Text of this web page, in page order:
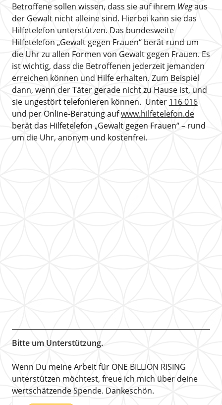
Betroffene sollen wissen, dass sie auf ihrem Wegaus
der Gewalt nicht alleine sind. Hierbei kann sie das
Hilfetelefon unterstützen. Das bundesweite
Hilfetelefon „Gewalt gegen Frauen“ berät rund um
die Uhr zu allen Formen von Gewalt gegen Frauen. Es
ist wichtig, dass die Betroffenen jederzeit jemanden
erreichen können und Hilfe erhalten. Zum Beispiel
dann, wenn der Täter gerade nicht zu Hause ist, und
sie ungestört telefonieren können. Unter 116 016
und per Online-Beratung aufwww.hilfetelefon.de
berät das Hilfetelefon „Gewalt gegen Frauen“ – rund
um die Uhr, anonym und kostenfrei.
Bitte um Unterstützung.
Wenn Du meine Arbeit für ONE BILLION RISING
unterstützen möchtest, freue ich mich über deine
wertschätzende Spende. Dankeschön.